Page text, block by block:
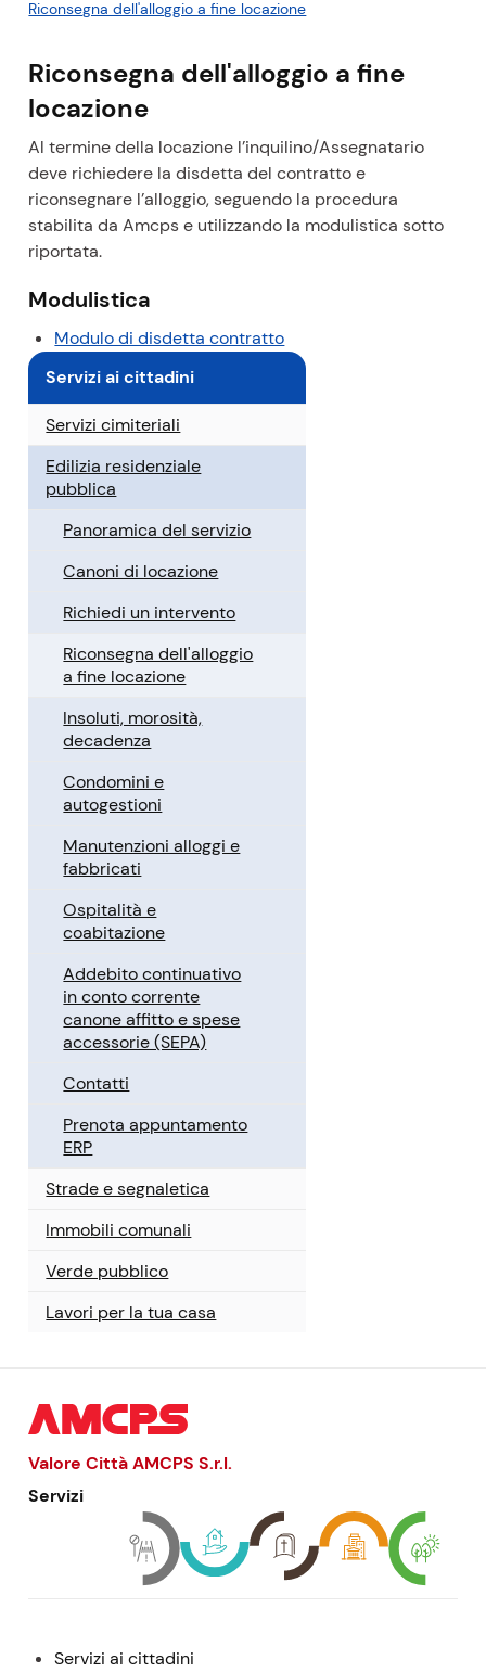
r
s
a
t
t
u
a
l
Riconsegna dell'alloggio a fine locazione
Riconsegna dell'alloggio a fine
locazione
Al termine della locazione l’inquilino/Assegnatario
deve richiedere la disdetta del contratto e
riconsegnare l’alloggio, seguendo la procedura
stabilita da Amcps e utilizzando la modulistica sotto
riportata.
Modulistica
Modulo di disdetta contratto(
)
Servizi ai cittadini
Servizi cimiteriali
Edilizia residenziale
pubblica
Panoramica del servizio
Canoni di locazione
Richiedi un intervento
Riconsegna dell'alloggio
a fine locazione
Insoluti, morosità,
decadenza
Condomini e
autogestioni
Manutenzioni alloggi e
fabbricati
Ospitalità e
coabitazione
Addebito continuativo
in conto corrente
canone affitto e spese
accessorie (SEPA)
Contatti
Prenota appuntamento
ERP
Strade e segnaletica
Immobili comunali
Verde pubblico
Lavori per la tua casa
Valore Città AMCPSS.r.l.
Servizi
Menu:
Servizi ai cittadini